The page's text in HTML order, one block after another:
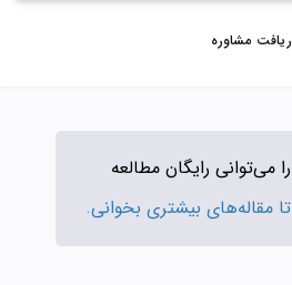
مشاوره
را می‌توانی رایگان مطالعه
مقاله‌های بیشتری بخوانی.